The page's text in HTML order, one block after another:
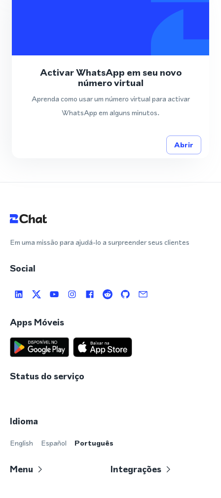
Activar WhatsApp em seu novo
número virtual
Aprenda como usar um número virtual para activar
WhatsApp em alguns minutos.
Abrir
Em uma missão para ajudá-lo a surpreender seus clientes
Social
Apps Móveis
Status do serviço
Idioma
English Español Português
Menu Integrações